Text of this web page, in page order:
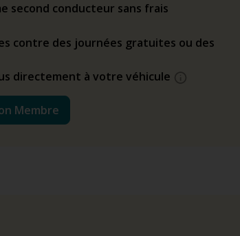
second conducteur sans frais
contre des journées gratuites ou des
directement à votre véhicule
Membre